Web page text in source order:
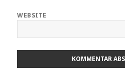
WEBSITE